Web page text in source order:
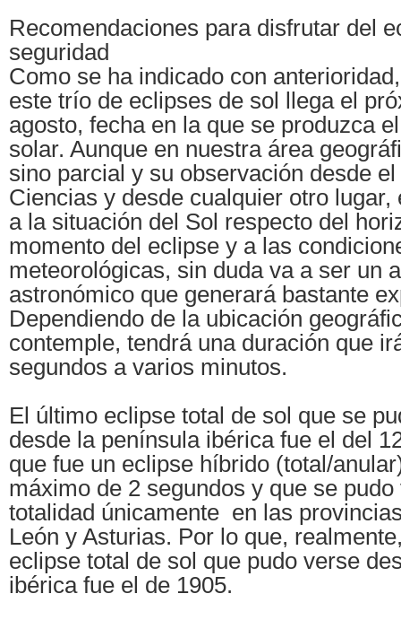
Recomendaciones para disfrutar del
seguridad
Como se ha indicado con
este trío de eclipses de sol llega el
agosto, fecha en la que se produzca
solar. Aunque en nuestra área
sino parcial y su observación desde
Ciencias y desde cualquier otro lugar,
a la situación del Sol respecto del
momento del eclipse y a las
meteorológicas, sin duda va a ser un
astronómico que generará bastante
Dependiendo de la ubicación
contemple, tendrá una duración que
segundos a varios minutos.
El último eclipse total de sol que se
desde la península ibérica fue el del
que fue un eclipse híbrido (total/
máximo de 2 segundos y que se pudo
totalidad únicamente en las
León y Asturias. Por lo que,
eclipse total de sol que pudo verse
ibérica fue el de 1905.